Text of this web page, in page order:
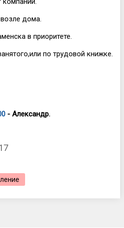
дома.
в приоритете.
по трудовой книжке.
- Александр.